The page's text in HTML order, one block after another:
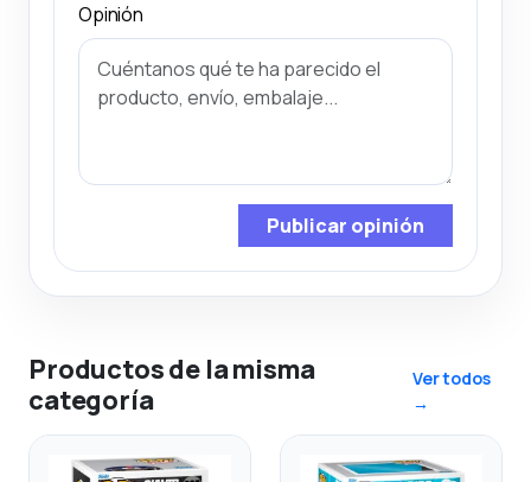
Opinión
Publicar opinión
Productos de la misma
categoría
Ver todos
→